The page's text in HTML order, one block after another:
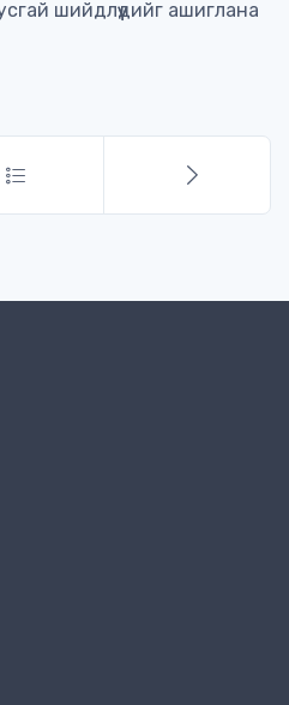
шийдлүүдийг ашиглана